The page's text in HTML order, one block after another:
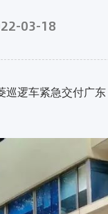
03-18
巡逻车紧急交付广东